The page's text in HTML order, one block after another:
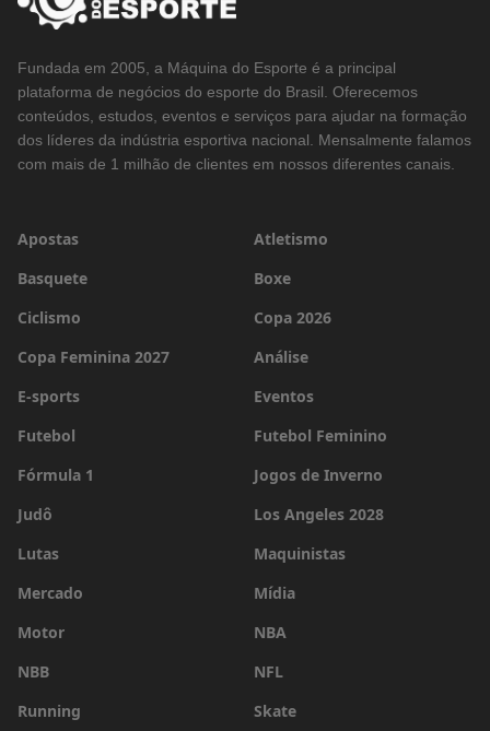
Fundada em 2005, a Máquina do Esporte é a principal
plataforma de negócios do esporte do Brasil. Oferecemos
conteúdos, estudos, eventos e serviços para ajudar na formação
dos líderes da indústria esportiva nacional. Mensalmente falamos
com mais de 1 milhão de clientes em nossos diferentes canais.
Apostas
Atletismo
Basquete
Boxe
Ciclismo
Copa 2026
Copa Feminina 2027
Análise
E-sports
Eventos
Futebol
Futebol Feminino
Fórmula 1
Jogos de Inverno
Judô
Los Angeles 2028
Lutas
Maquinistas
Mercado
Mídia
Motor
NBA
NBB
NFL
Running
Skate